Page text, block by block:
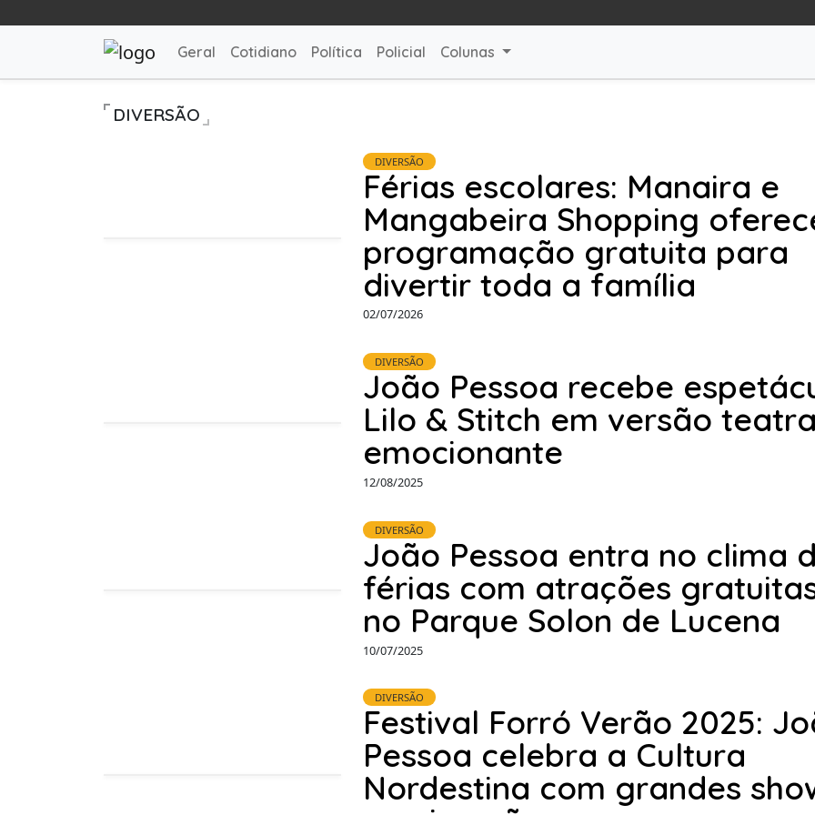
Geral Cotidiano Política Policial Colunas
DIVERSÃO
DIVERSÃO
Férias escolares: Manaira e
Mangabeira Shopping
programação gratuita para
divertir toda a família
02/07/2026
DIVERSÃO
João Pessoa recebe
Lilo & Stitch em versão
emocionante
12/08/2025
DIVERSÃO
João Pessoa entra no clima
férias com atrações
no Parque Solon de Lucena
10/07/2025
DIVERSÃO
Festival Forró Verão 2025:
Pessoa celebra a Cultura
Nordestina com grandes